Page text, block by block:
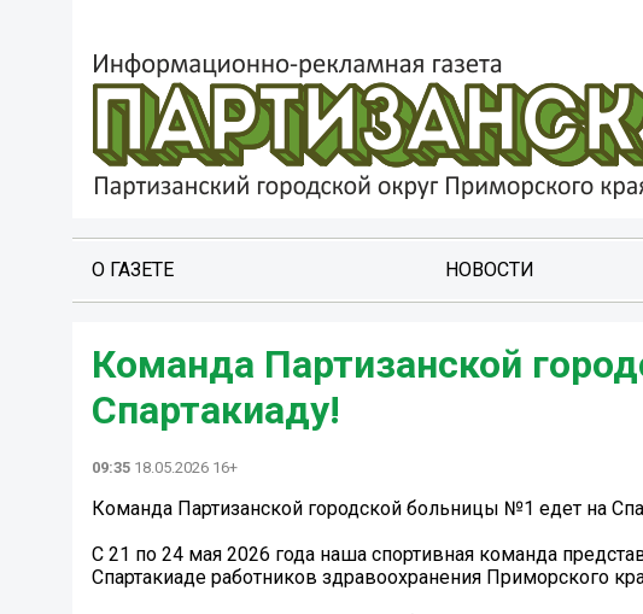
О ГАЗЕТЕ НОВОСТИ
Команда Партизанской
Спартакиаду!
09:35 18.05.2026 16+
Команда Партизанской городской больницы №1 едет на
С 21 по 24 мая 2026 года наша спортивная команда
Спартакиаде работников здравоохранения Приморского